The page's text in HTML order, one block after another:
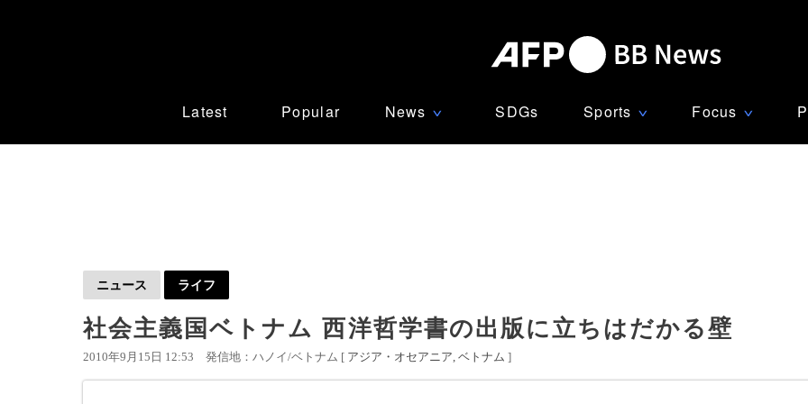
Latest Popular News ∨ SDGs Sports ∨ Focus ∨
ニュース ライフ
社会主義国ベトナム 西洋哲学書の出版に立ちはだかる壁
2010年9月15日 12:53 発信地：ハノイ/ベトナム [ アジア・オセアニア ベトナム ]